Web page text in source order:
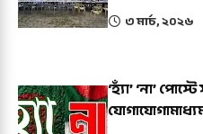
৩ মার্চ, ২০২৬
‘হ্যাঁ’ ‘না’